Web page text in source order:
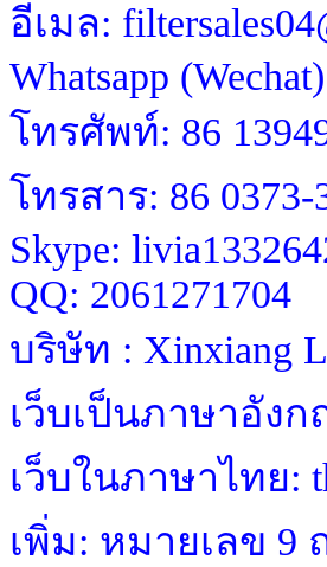
อีเมล:
Whatsapp
โทรศัพท์: 86
โทรสาร: 86 0373-
Skype:
QQ: 2061271704
บริษัท : Xinxiang
เว็บเป็นภาษาอังก
เว็บในภาษาไทย:
เพิ่ม: หมายเลข 9